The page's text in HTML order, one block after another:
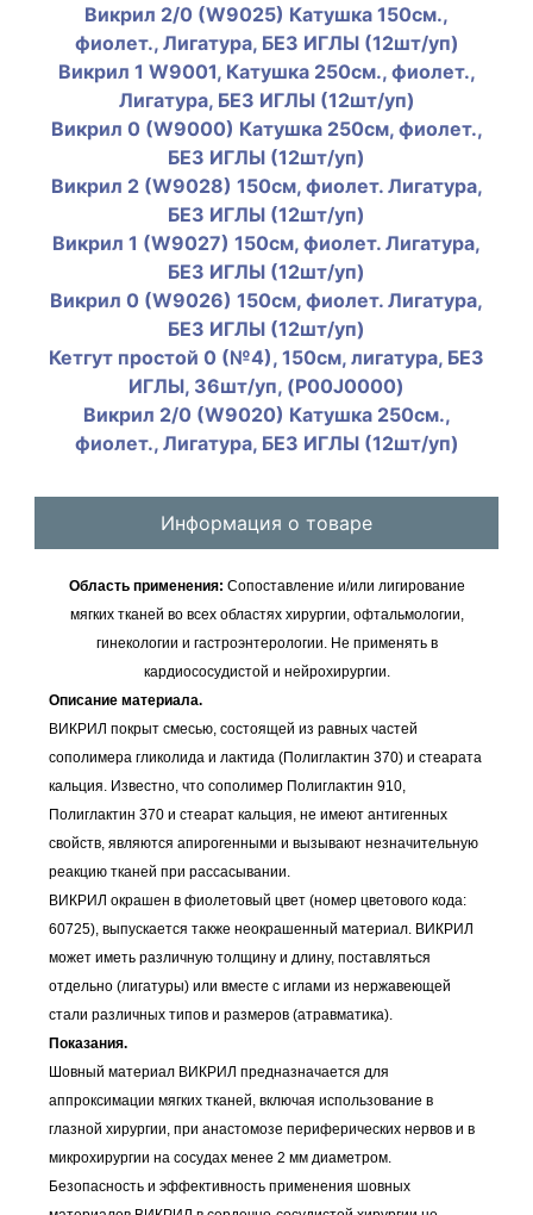
Викрил 2/0 (W9025) Катушка 150см.,
фиолет., Лигатура, БЕЗ ИГЛЫ (12шт/уп)
Викрил 1 W9001, Катушка 250см., фиолет.,
Лигатура, БЕЗ ИГЛЫ (12шт/уп)
Викрил 0 (W9000) Катушка 250см, фиолет.,
БЕЗ ИГЛЫ (12шт/уп)
Викрил 2 (W9028) 150cм, фиолет. Лигатура,
БЕЗ ИГЛЫ (12шт/уп)
Викрил 1 (W9027) 150см, фиолет. Лигатура,
БЕЗ ИГЛЫ (12шт/уп)
Викрил 0 (W9026) 150cм, фиолет. Лигатура,
БЕЗ ИГЛЫ (12шт/уп)
Кетгут простой 0 (№4), 150см, лигатура, БЕЗ
ИГЛЫ, 36шт/уп, (P00J0000)
Викрил 2/0 (W9020) Катушка 250см.,
фиолет., Лигатура, БЕЗ ИГЛЫ (12шт/уп)
Информация о товаре
Область применения: Сопоставление и/или лигирование
мягких тканей во всех областях хирургии, офтальмологии,
гинекологии и гастроэнтерологии. Не применять в
кардиососудистой и нейрохирургии.
Описание материала.
ВИКРИЛ покрыт смесью, состоящей из равных частей
сополимера гликолида и лактида (Полиглактин 370) и стеарата
кальция. Известно, что сополимер Полиглактин 910,
Полиглактин 370 и стеарат кальция, не имеют антигенных
свойств, являются апирогенными и вызывают незначительную
реакцию тканей при рассасывании.
ВИКРИЛ окрашен в фиолетовый цвет (номер цветового кода:
60725), выпускается также неокрашенный материал. ВИКРИЛ
может иметь различную толщину и длину, поставляться
отдельно (лигатуры) или вместе с иглами из нержавеющей
стали различных типов и размеров (атравматика).
Показания.
Шовный материал ВИКРИЛ предназначается для
аппроксимации мягких тканей, включая использование в
глазной хирургии, при анастомозе периферических нервов и в
микрохирургии на сосудах менее 2 мм диаметром.
Безопасность и эффективность применения шовных